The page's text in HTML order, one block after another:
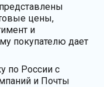
цены,
и
покупателю дает
по России с
и Почты